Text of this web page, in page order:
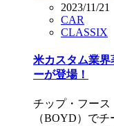
2023/11/21
CAR
CLASSIX
米カスタム業
ーが登場！
チップ・フース
（BOYD）で